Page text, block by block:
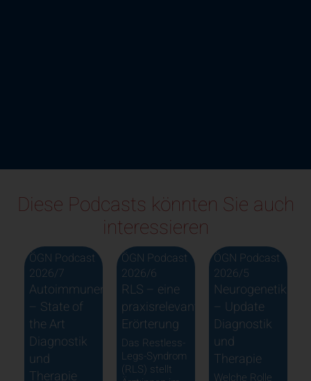
Diese Podcasts könnten Sie auch
interessieren
ÖGN Podcast
2026/7
Autoimmunenzephalitiden
– State of
the Art
Diagnostik
und
Therapie
ÖGN Podcast
2026/6
RLS – eine
praxisrelevante
Erörterung
Das Restless-
Legs-Syndrom
(RLS) stellt
ÖGN Podcast
2026/5
Neurogenetik
– Update
Diagnostik
und
Therapie
Welche Rolle